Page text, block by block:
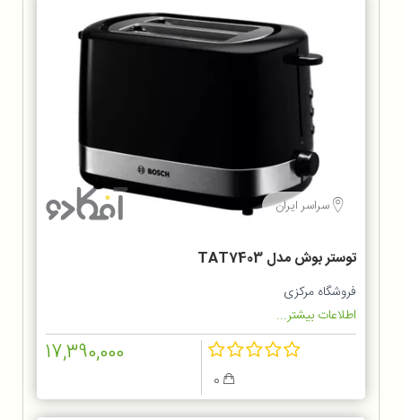
سراسر ایران
توستر بوش مدل TAT7403
فروشگاه مرکزی
اطلاعات بیشتر...
17,390,000